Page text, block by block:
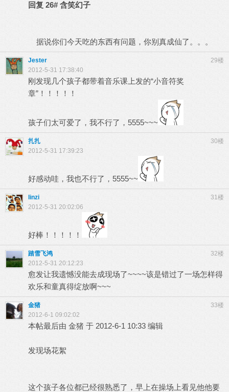
回复 26# 含笑幻子
据说你们今天吃的东西有问题，你别真成仙了。。。
29楼
Jester
2012-5-31 17:38:40
刚发现几个孩子都带着音乐课上发的“小音符奖
章”！！！！！
孩子们太可爱了，我不行了，5555~~~
30楼
扎扎
2012-5-31 17:39:23
好感动哇，我也不行了，5555~~
31楼
linzi
2012-5-31 20:02:06
好棒！！！！！
32楼
踏雪飞鸿
2012-5-31 20:12:23
愈发让我遗憾没能去成现场了~~~~该是错过了一场怎样得
欢乐和童真得绽放啊~~~
33楼
金猪
2012-6-1 09:02:02
本帖最后由 金猪 于 2012-6-1 10:33 编辑
发现场花絮
这个孩子各位都已经很熟悉了，早上在操场上看见他他要